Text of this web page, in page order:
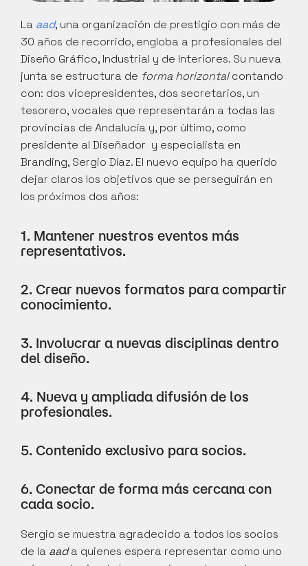
La aad, una organización de prestigio con más de
30 años de recorrido, engloba a profesionales del
Diseño Gráfico, Industrial y de Interiores. Su nueva
junta se estructura de forma horizontal contando
con: dos vicepresidentes, dos secretarios, un
tesorero, vocales que representarán a todas las
provincias de Andalucía y, por último, como
presidente al Diseñador  y especialista en
Branding, Sergio Díaz. El nuevo equipo ha querido
dejar claros los objetivos que se perseguirán en
los próximos dos años:
1. Mantener nuestros eventos más
representativos.
2. Crear nuevos formatos para compartir
conocimiento.
3. Involucrar a nuevas disciplinas dentro
del diseño.
4. Nueva y ampliada difusión de los
profesionales.
5. Contenido exclusivo para socios.
6. Conectar de forma más cercana con
cada socio.
Sergio se muestra agradecido a todos los socios
de la aad a quienes espera representar como uno